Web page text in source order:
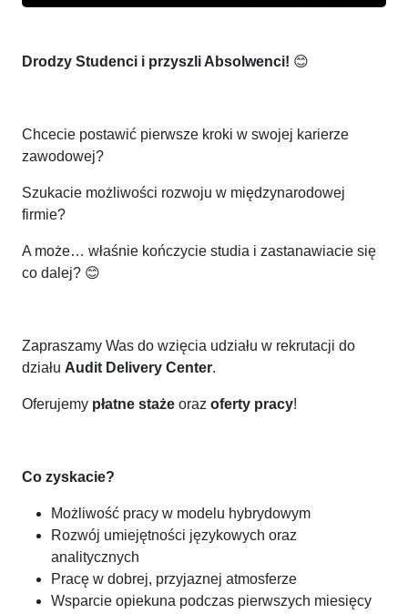
Drodzy Studenci i przyszli Absolwenci! 😊
Chcecie postawić pierwsze kroki w swojej karierze
zawodowej?
Szukacie możliwości rozwoju w międzynarodowej
firmie?
A może… właśnie kończycie studia i zastanawiacie się
co dalej? 😊
Zapraszamy Was do wzięcia udziału w rekrutacji do
działu Audit Delivery Center.
Oferujemy płatne staże oraz oferty pracy!
Co zyskacie?
Możliwość pracy w modelu hybrydowym
Rozwój umiejętności językowych oraz
analitycznych
Pracę w dobrej, przyjaznej atmosferze
Wsparcie opiekuna podczas pierwszych miesięcy